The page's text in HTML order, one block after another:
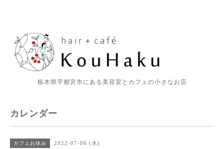
栃木県宇都宮市にある美容室とカフェの小さなお店
カレンダー
カフェお休み 2022-07-06 (水)